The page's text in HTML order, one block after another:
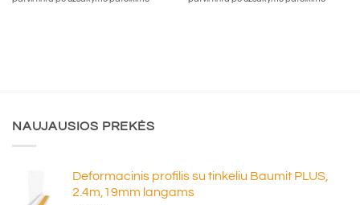
through
through
NAUJAUSIOS PREKĖS
Deformacinis profilis su tinkeliu Baumit PLUS,
2.4m,19mm langams